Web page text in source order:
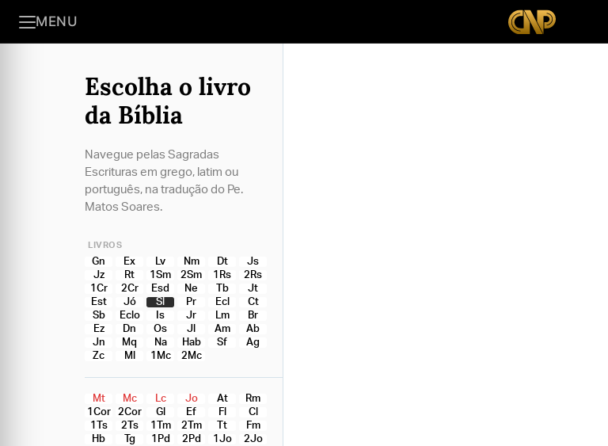
MENU
Escolha o livro
da Bíblia
Navegue pelas Sagradas
Escrituras em grego, latim ou
português, na tradução do Pe.
Matos Soares.
LIVROS
Gn Ex Lv Nm Dt
Js
Jz
Rt 1Sm 2Sm 1Rs
2Rs
1Cr
2Cr Esd Ne Tb
Jt
Est
Jó Sl Pr Ecl
Ct
Sb
Eclo Is Jr Lm
Br
Ez
Dn Os Jl Am
Ab
Jn
Mq Na Hab Sf
Ag
Zc
Ml 1Mc 2Mc
Mt Mc Lc Jo At
Rm
1Cor
2Cor Gl Ef Fl
Cl
1Ts
2Ts 1Tm 2Tm Tt
Fm
Hb
Tg 1Pd 2Pd 1Jo
2Jo